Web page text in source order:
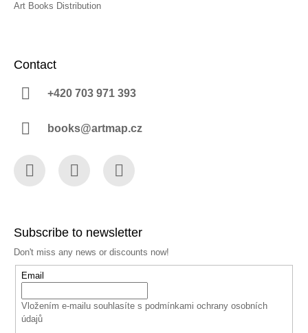
Art Books Distribution
Contact
+420 703 971 393
books@artmap.cz
Subscribe to newsletter
Don't miss any news or discounts now!
Email
Vložením e-mailu souhlasíte s podmínkami ochrany osobních
údajů